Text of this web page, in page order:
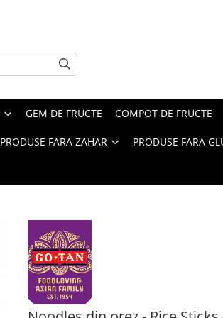
GEM DE FRUCTE COMPOT DE FRUCTE
PRODUSE FARA ZAHAR PRODUSE FARA